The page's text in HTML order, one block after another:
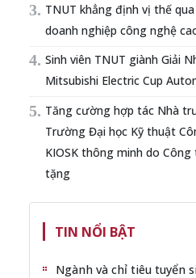
TNUT khẳng định vị thế
doanh nghiệp công nghệ
Sinh viên TNUT giành Giải
Mitsubishi Electric Cup
Tăng cường hợp tác Nhà
Trường Đại học Kỹ thuật
KIOSK thông minh do
tặng
TIN NỔI BẬT
Ngành và chỉ tiêu tuyển